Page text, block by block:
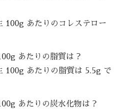
100g あたりのコレステロー
あたりの脂質は？
100g あたりの脂質は 5.5g で
あたりの炭水化物は？